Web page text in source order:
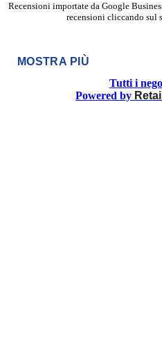
Recensioni importate da Google
recensioni cliccando sul
MOSTRA PIÙ
Tutti i
Powered by